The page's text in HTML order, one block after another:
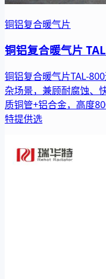
铜铝复合暖气片
铜铝复合暖气片
铜铝复合暖气片TAL-
杂场景，兼顾耐腐蚀、
质铜管+铝合金，高度
特提供选